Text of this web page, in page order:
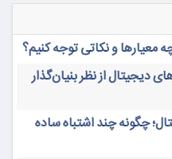
و نکاتی توجه کنیم؟
دیجیتال از نظر بنیان‌گذار
چگونه چند اشتباه ساده